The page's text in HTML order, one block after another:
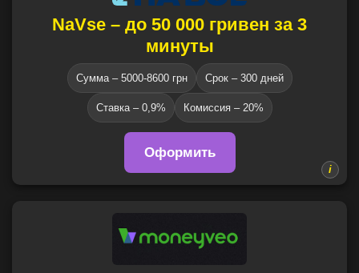
NaVse – до 50 000 гривен за 3
минуты
Сумма – 5000-8600 грн Срок – 300 дней
Ставка – 0,9% Комиссия – 20%
Оформить